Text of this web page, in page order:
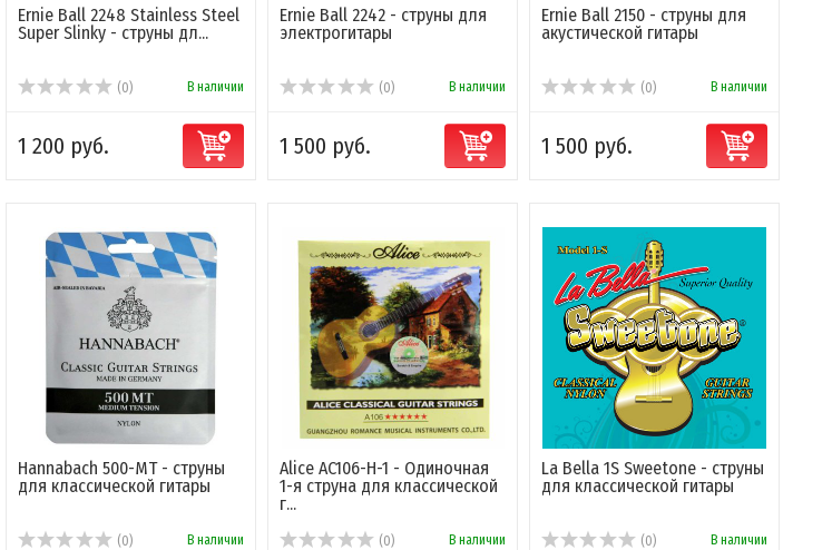
Ernie Ball 2248 Stainless Steel
Super Slinky - струны дл...
(0) В наличии
1 200 руб.
Ernie Ball 2242 - струны для
электрогитары
(0) В наличии
1 500 руб.
Ernie Ball 2150 - струны для
акустической гитары
(0) В наличии
1 500 руб.
Hannabach 500-MT - струны
для классической гитары
(0) В наличии
Alice AC106-H-1 - Одиночная
1-я струна для классической
г...
(0) В наличии
La Bella 1S Sweetone - струны
для классической гитары
(0) В наличии